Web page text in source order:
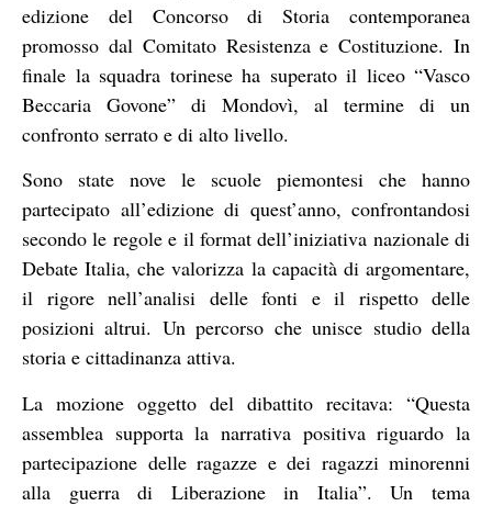
edizione del Concorso di Storia contemporanea
promosso dal Comitato Resistenza e Costituzione. In
finale la squadra torinese ha superato il liceo “Vasco
Beccaria Govone” di Mondovì, al termine di un
confronto serrato e di alto livello.
Sono state nove le scuole piemontesi che hanno
partecipato all’edizione di quest’anno, confrontandosi
secondo le regole e il format dell’iniziativa nazionale di
Debate Italia, che valorizza la capacità di argomentare,
il rigore nell’analisi delle fonti e il rispetto delle
posizioni altrui. Un percorso che unisce studio della
storia e cittadinanza attiva.
La mozione oggetto del dibattito recitava: “Questa
assemblea supporta la narrativa positiva riguardo la
partecipazione delle ragazze e dei ragazzi minorenni
alla guerra di Liberazione in Italia”. Un tema